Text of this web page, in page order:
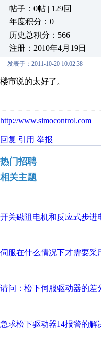
帖子：0帖 | 129回
年度积分：0
历史总积分：566
注册：2010年4月19日
发表于：2011-10-20 10:02:38
楼市说的太好了。
－－－－－－－－－－－
http://www.simocontrol.com
回复 引用 举报
热门招聘
相关主题
开关磁阻电机和反应式步进
伺服在什么情况下才需要采
请问：松下伺服驱动器的差
急求松下驱动器14报警的解